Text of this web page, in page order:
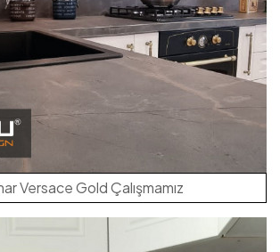
Versace Gold Çalışmamız